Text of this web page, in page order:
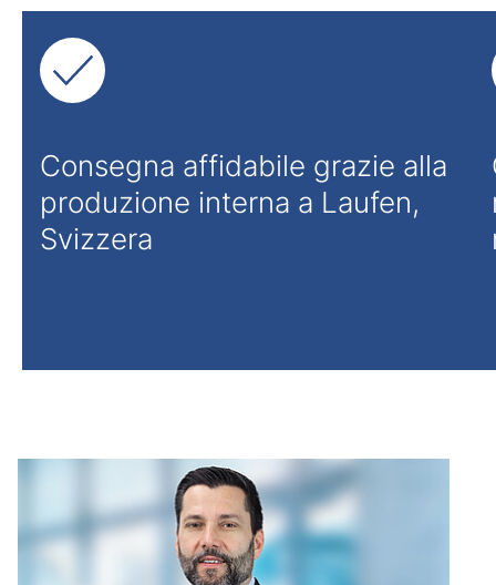
Consegna affidabile grazie alla
produzione interna a Laufen,
Svizzera